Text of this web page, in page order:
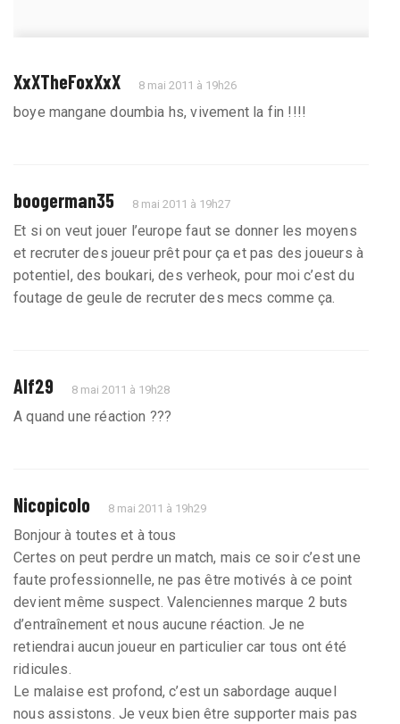
XxXTheFoxXxX 8 mai 2011 à 19h26
boye mangane doumbia hs, vivement la fin !!!!
boogerman35 8 mai 2011 à 19h27
Et si on veut jouer l’europe faut se donner les moyens
et recruter des joueur prêt pour ça et pas des joueurs à
potentiel, des boukari, des verheok, pour moi c’est du
foutage de geule de recruter des mecs comme ça.
Alf29 8 mai 2011 à 19h28
A quand une réaction ???
Nicopicolo 8 mai 2011 à 19h29
Bonjour à toutes et à tous
Certes on peut perdre un match, mais ce soir c’est une
faute professionnelle, ne pas être motivés à ce point
devient même suspect. Valenciennes marque 2 buts
d’entraînement et nous aucune réaction. Je ne
retiendrai aucun joueur en particulier car tous ont été
ridicules.
Le malaise est profond, c’est un sabordage auquel
nous assistons. Je veux bien être supporter mais pas